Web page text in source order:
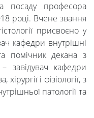
посаду професора
році. Вчене звання
присвоєно у
кафедри внутрішні
помічник декана з
завідувач кафедри
і фізіології, з
патології та